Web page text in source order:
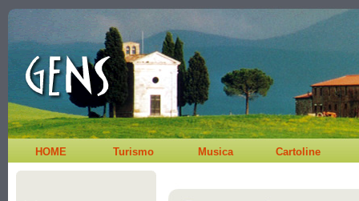
HOME Turismo Musica Cartoline